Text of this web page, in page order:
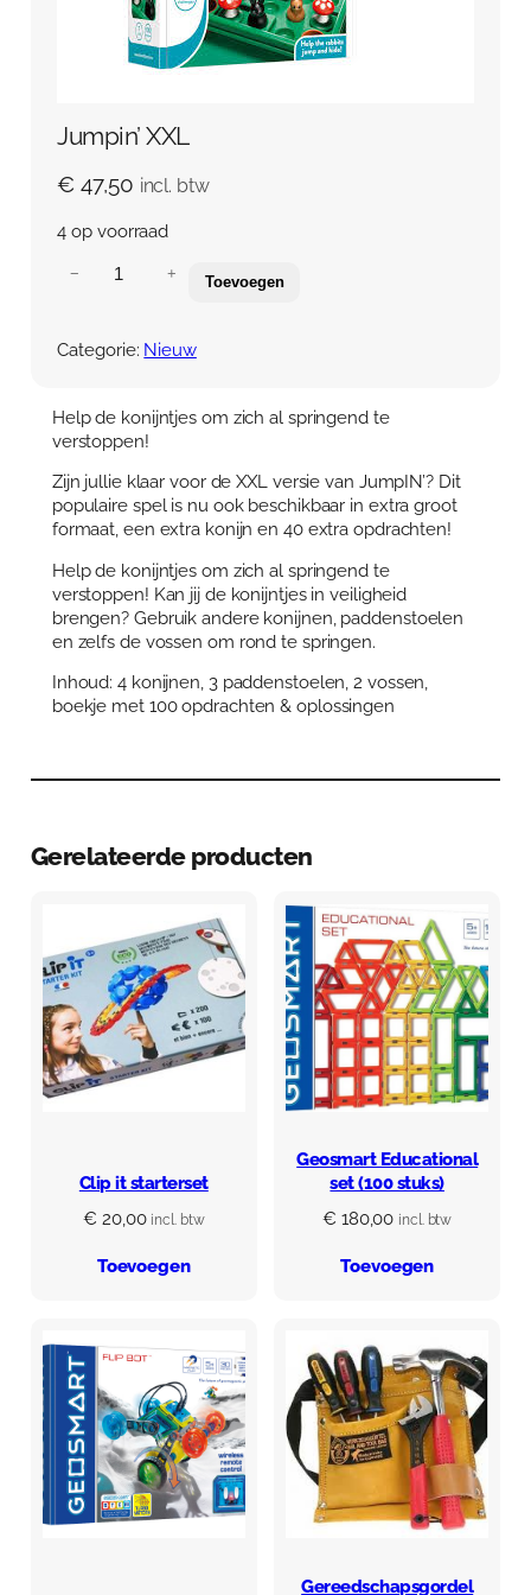
Jumpin’ XXL
€ 47,50 incl. btw
4 op voorraad
p
’
X
L
a
a
t
a
l
− + Toevoegen
Categorie: Nieuw
Help de konijntjes om zich al springend te
verstoppen!
Zijn jullie klaar voor de XXL versie van JumpIN’? Dit
populaire spel is nu ook beschikbaar in extra groot
formaat, een extra konijn en 40 extra opdrachten!
Help de konijntjes om zich al springend te
verstoppen! Kan jij de konijntjes in veiligheid
brengen? Gebruik andere konijnen, paddenstoelen
en zelfs de vossen om rond te springen.
Inhoud: 4 konijnen, 3 paddenstoelen, 2 vossen,
boekje met 100 opdrachten & oplossingen
Gerelateerde producten
Clip it starterset
€ 20,00 incl. btw
Toevoegen
Geosmart Educational
set (100 stuks)
€ 180,00 incl. btw
Toevoegen
Gereedschapsgordel